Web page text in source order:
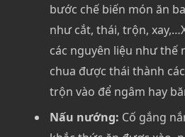
bước chế biến món ăn
như cắt, thái, trộn,
các nguyên liệu như thế
chua được thái thành
trộn vào để ngâm hay
Nấu nướng: Cố gắng